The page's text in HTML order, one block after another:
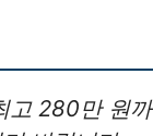
고 280만 원까